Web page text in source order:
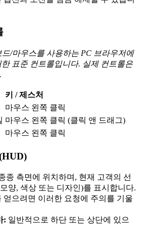
드/마우스를 사용하는 PC 브라우저에
표준 컨트롤입니다. 실제 컨트롤은
키 / 제스처
마우스 왼쪽 클릭
마우스 왼쪽 클릭 (클릭 앤 드래그)
마우스 왼쪽 클릭
종 측면에 위치하며, 현재 고객의 선
양, 색상 또는 디자인)를 표시합니다.
얻으려면 이러한 요청에 주의를 기울
: 일반적으로 하단 또는 상단에 있으